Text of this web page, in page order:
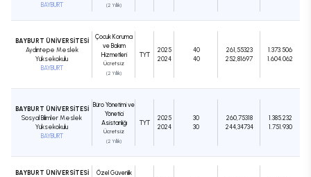
BAYBURT
(2 Yıllık)
BAYBURT ÜNİVERSİTESİ
Aydıntepe Meslek
Yüksekokulu
BAYBURT
Çocuk Koruma
ve Bakım
Hizmetleri
Ücretsiz
(2 Yıllık)
TYT
2025
2024
40
40
261,55323
252,81697
1.373.506
1.604.062
BAYBURT ÜNİVERSİTESİ
Sosyal Bilimler Meslek
Yüksekokulu
BAYBURT
Büro Yönetimi ve
Yönetici
Asistanlığı
Ücretsiz
(2 Yıllık)
TYT
2025
2024
30
30
260,75318
244,34734
1.385.232
1.751.930
BAYBURT ÜNİVERSİTESİ
Özel Güvenlik